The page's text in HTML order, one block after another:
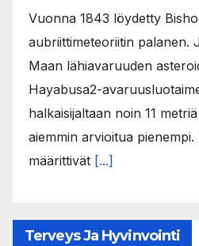
Vuonna 1843 löydetty
aubriittimeteoriitin palanen.
Maan lähiavaruuden
Hayabusa2-
halkaisijaltaan noin 11
aiemmin arvioitua pienempi.
määrittivät [...]
Terveys Ja Hyvinvointi